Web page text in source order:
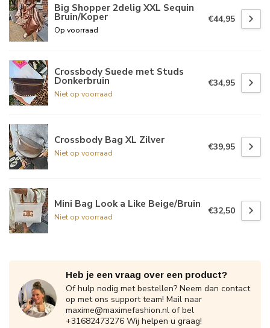
Big Shopper 2delig XXL Sequin
Bruin/Koper
Op voorraad
€44,95
Crossbody Suede met Studs
Donkerbruin
Niet op voorraad
€34,95
Crossbody Bag XL Zilver
Niet op voorraad
€39,95
Mini Bag Look a Like Beige/Bruin
Niet op voorraad
€32,50
Heb je een vraag over een product?
Of hulp nodig met bestellen? Neem dan contact
op met ons support team! Mail naar
maxime@maximefashion.nl of bel
+31682473276 Wij helpen u graag!